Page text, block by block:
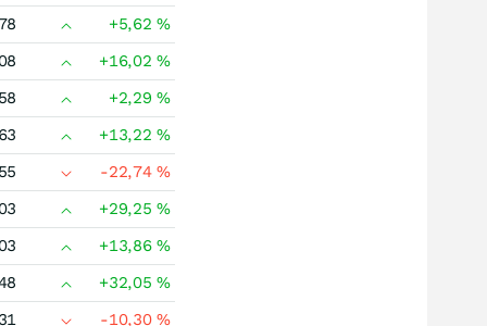
+5,62%
+16,02%
+2,29%
+13,22%
-22,74%
+29,25%
+13,86%
+32,05%
-10,30%